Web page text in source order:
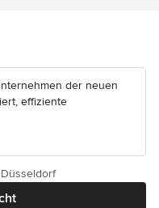
der neuen
effiziente